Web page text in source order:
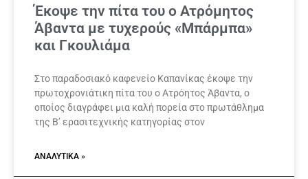
Έκοψε την πίτα του ο Ατρόμητος
Άβαντα με τυχερούς «Μπάρμπα»
και Γκουλιάμα
Στο παραδοσιακό καφενείο Καπανίκας έκοψε την
πρωτοχρονιάτικη πίτα του ο Ατρόητος Άβαντα, ο
οποίος διαγράφει μια καλή πορεία στο πρωτάθλημα
της Β’ ερασιτεχνικής κατηγορίας στον
ΑΝΑΛΥΤΙΚΆ »